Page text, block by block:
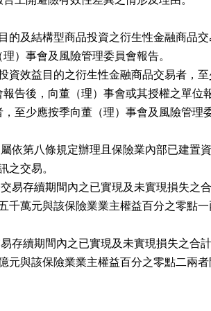
的及結構型商品投資之衍生性金融商品
理）事會及風險管理委員會報告。
資效益目的之衍生性金融商品交易者，
會報告後，向董（理）事會或其授權之單位
者，至少應按季向董（理）事會及風險管理
易屬依第八條規定辦理且保險業內部已建置
之交易。
一交易存續期間內之已實現及未實現損失之
五千萬元與該保險業業主權益百分之零點
交易存續期間內之已實現及未實現損失之合
億元與該保險業業主權益百分之零點二兩